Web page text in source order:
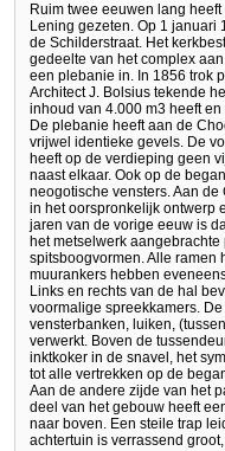
Ruim twee eeuwen lang
Lening gezeten. Op 1 januari
de Schilderstraat. Het
gedeelte van het complex
een plebanie in. In 1856 trok
Architect J. Bolsius tekende
inhoud van 4.000 m3 heeft
De plebanie heeft aan de
vrijwel identieke gevels. De
heeft op de verdieping geen
naast elkaar. Ook op de
neogotische vensters. Aan
in het oorspronkelijk ontwerp
jaren van de vorige eeuw is
het metselwerk
spitsboogvormen. Alle ramen
muurankers hebben
Links en rechts van de hal
voormalige spreekkamers.
vensterbanken, luiken,
verwerkt. Boven de
inktkoker in de snavel, het
tot alle vertrekken op de
Aan de andere zijde van het
deel van het gebouw heeft
naar boven. Een steile trap
achtertuin is verrassend